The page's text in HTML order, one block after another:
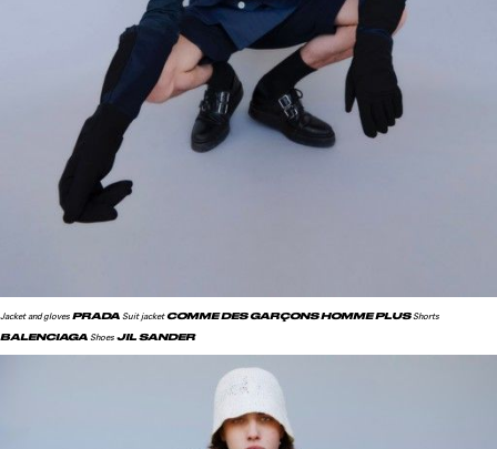
Jacket and gloves PRADA Suit jacketCOMME DES GARÇONS HOMME PLUSShorts
BALENCIAGA Shoes JIL SANDER